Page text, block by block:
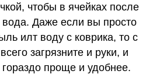
чтобы в ячейках после
вода. Даже если вы просто
илт воду с коврика, то с
загрязните и руки, и
проще и удобнее.